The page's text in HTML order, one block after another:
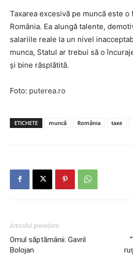
Taxarea excesivă pe muncă este o
România. Ea alungă talente,
salariile reale la un nivel
munca, Statul ar trebui să o
și bine răsplătită.
Foto: puterea.ro
ETICHETE muncă România taxe
Articolul precedent
Omul săptămânii: Gavril
Bolojan